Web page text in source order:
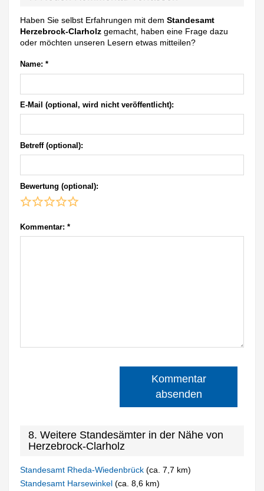
Haben Sie selbst Erfahrungen mit demStandesamt
Herzebrock-Clarholz gemacht, haben eine Frage dazu
oder möchten unseren Lesern etwas mitteilen?
Name: *
E-Mail (optional, wird nicht veröffentlicht):
Betreff (optional):
Bewertung (optional):
Kommentar: *
Kommentar
absenden
8. Weitere Standesämter in der Nähe von
Herzebrock-Clarholz
Standesamt Rheda-Wiedenbrück(ca. 7,7 km)
Standesamt Harsewinkel(ca. 8,6 km)